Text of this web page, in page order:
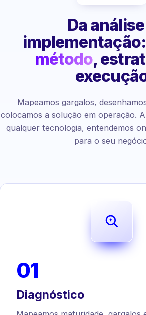
Da
implementação:
método,
Mapeamos gargalos,
colocamos a solução em operação.
qualquer tecnologia, entendemos
para o seu
01
Diagnóstico